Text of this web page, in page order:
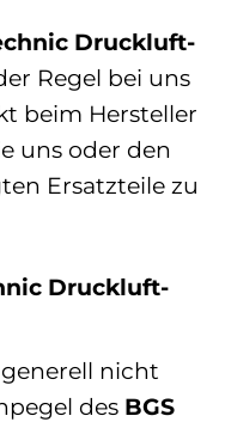
Druckluft-
Regel bei uns
beim Hersteller
uns oder den
Ersatzteile zu
Druckluft-
nicht
des BGS